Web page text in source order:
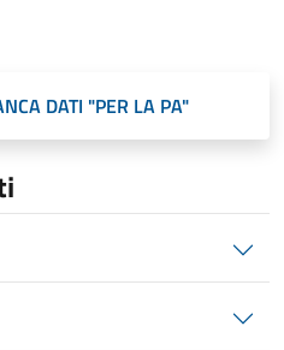
DATI "PER LA PA"